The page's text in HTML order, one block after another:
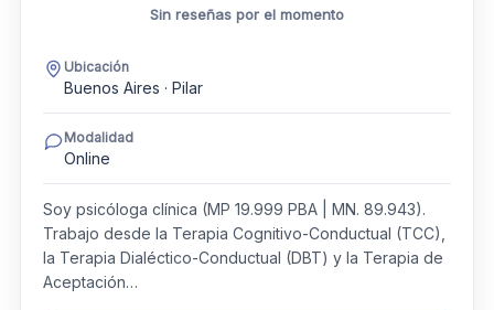
Sin reseñas por el momento
Ubicación
Buenos Aires · Pilar
Modalidad
Online
Soy psicóloga clínica (MP 19.999 PBA | MN. 89.943).
Trabajo desde la Terapia Cognitivo-Conductual (TCC),
la Terapia Dialéctico-Conductual (DBT) y la Terapia de
Aceptación…